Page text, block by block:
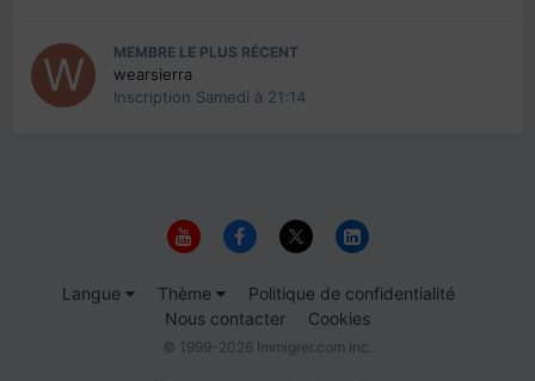
MEMBRE LE PLUS RÉCENT
wearsierra
Inscription Samedi à 21:14
Langue Thème
Politique de confidentialité
Nous contacter
Cookies
© 1999-2026 Immigrer.com Inc.